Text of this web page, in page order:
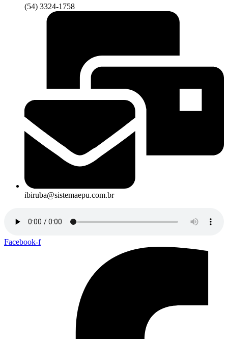
(54) 3324-1758
ibiruba@sistemaepu.com.br
Facebook-f